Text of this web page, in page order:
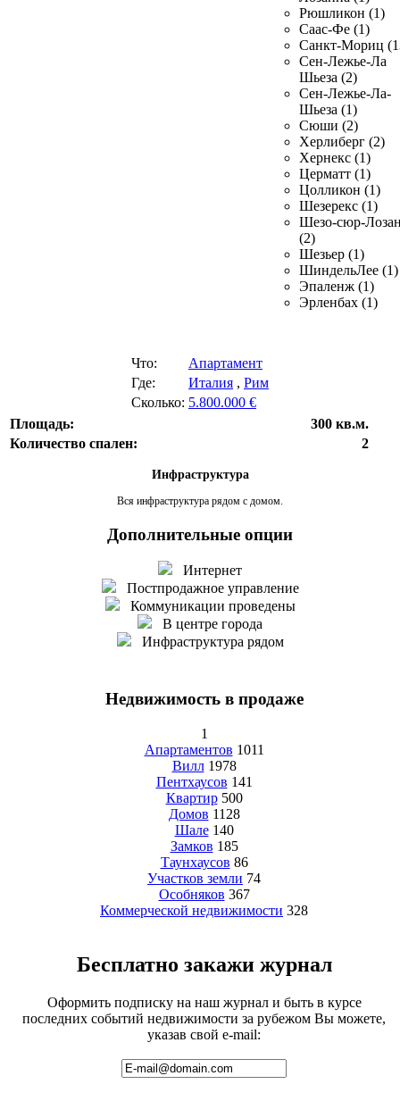
Рюшликон (1)
Саас-Фе (1)
Санкт-Мориц
Сен-Лежье-Ла
Шьеза (2)
Сен-Лежье-Ла-
Шьеза (1)
Сюши (2)
Херлиберг (2)
Хернекс (1)
Церматт (1)
Цолликон (1)
Шезерекс (1)
Шезо-сюр-
(2)
Шезьер (1)
ШиндельЛее (1)
Эпаленж (1)
Эрленбах (1)
Что:
Апартамент
Где:
Италия , Рим
Сколько: 5.800.000 €
Площадь:
300 кв.м.
Количество спален:
2
Инфраструктура
Вся инфраструктура рядом с домом.
Дополнительные опции
Интернет
Постпродажное управление
Коммуникации проведены
В центре города
Инфраструктура рядом
Недвижимость в продаже
1
Апартаментов 1011
Вилл 1978
Пентхаусов 141
Квартир 500
Домов 1128
Шале 140
Замков 185
Таунхаусов 86
Участков земли 74
Особняков 367
Коммерческой недвижимости 328
Бесплатно закажи журнал
Оформить подписку на наш журнал и быть в курсе
последних событий недвижимости за рубежом Вы можете,
указав свой e-mail: